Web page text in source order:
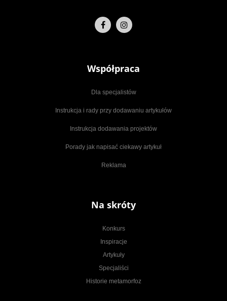
Współpraca
Dla specjalistów
Instrukcja i rady przy dodawaniu artykułów
Instrukcja dodawania projektów
Porady jak napisać ciekawy artykuł
Reklama
Na skróty
Konkurs
Inspiracje
Artykuły
Specjaliści
Historie metamorfoz